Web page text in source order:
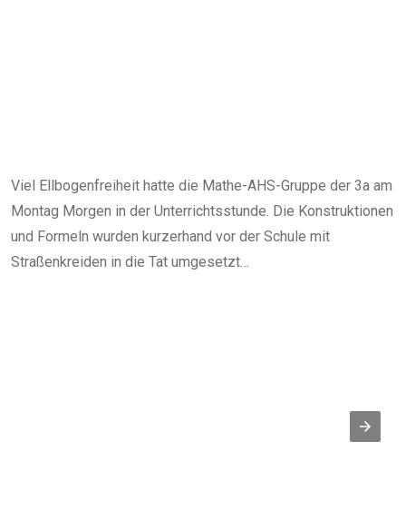
Viel Ellbogenfreiheit hatte die Mathe-AHS-Gruppe der 3a am
Montag Morgen in der Unterrichtsstunde. Die Konstruktionen
und Formeln wurden kurzerhand vor der Schule mit
Straßenkreiden in die Tat umgesetzt…